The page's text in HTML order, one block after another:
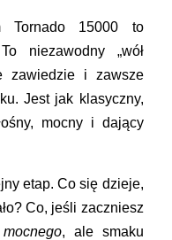
Tornado 15000 to
niezawodny „wół
zawiedzie i zawsze
Jest jak klasyczny,
mocny i dający
etap. Co się dzieje,
Co, jeśli zaczniesz
mocnego, ale smaku